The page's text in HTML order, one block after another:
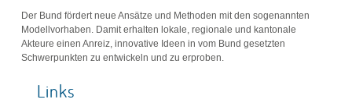
Der Bund fördert neue Ansätze und Methoden mit den sogenannten
Modellvorhaben. Damit erhalten lokale, regionale und kantonale
Akteure einen Anreiz, innovative Ideen in vom Bund gesetzten
Schwerpunkten zu entwickeln und zu erproben.
Links